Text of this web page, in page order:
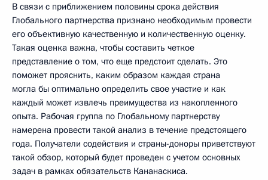
В связи с приближением половины срока действия
Глобального партнерства признано необходимым провести
его объективную качественную и количественную оценку.
Такая оценка важна, чтобы составить четкое
представление о том, что еще предстоит сделать. Это
поможет прояснить, каким образом каждая страна
могла бы оптимально определить свое участие и как
каждый может извлечь преимущества из накопленного
опыта. Рабочая группа по Глобальному партнерству
намерена провести такой анализ в течение предстоящего
года. Получатели содействия и страны-доноры приветствуют
такой обзор, который будет проведен с учетом основных
задач в рамках обязательств Кананаскиса.